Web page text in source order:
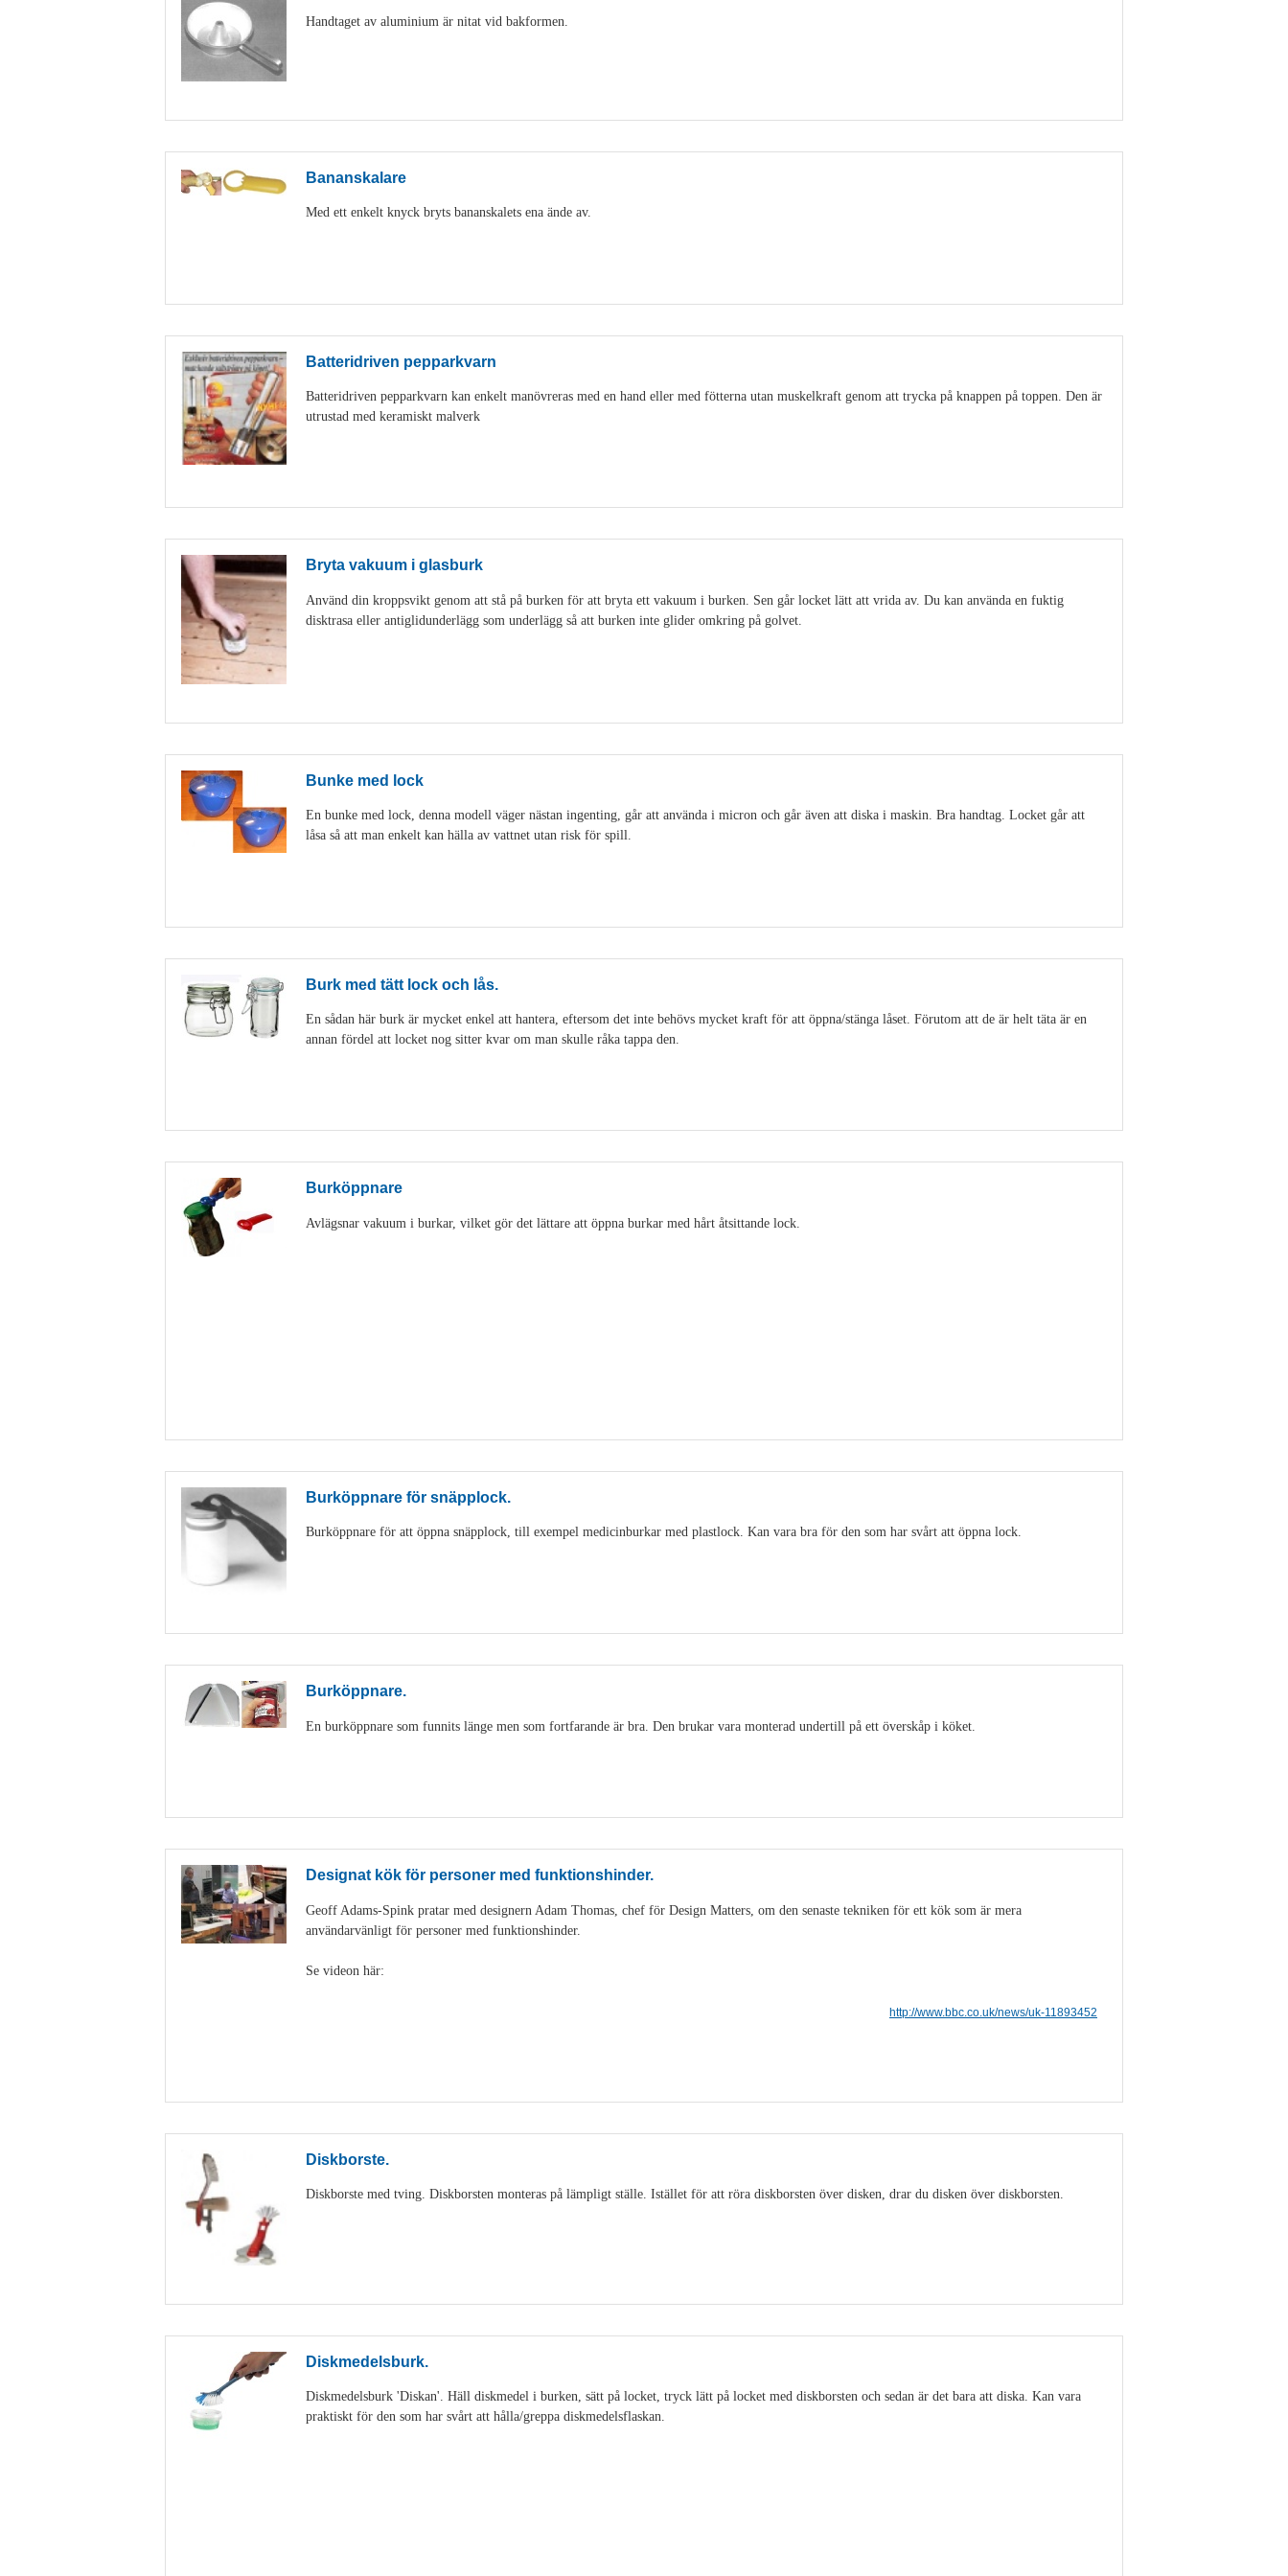
Handtaget av aluminium är nitat vid bakformen.
Bananskalare
Med ett enkelt knyck bryts bananskalets ena ände av.
Batteridriven pepparkvarn
Batteridriven pepparkvarn kan enkelt manövreras med en hand eller med fötterna utan muskelkraft genom att trycka på knappen på toppen. Den är
utrustad med keramiskt malverk
Bryta vakuum i glasburk
Använd din kroppsvikt genom att stå på burken för att bryta ett vakuum i burken. Sen går locket lätt att vrida av. Du kan använda en fuktig
disktrasa eller antiglidunderlägg som underlägg så att burken inte glider omkring på golvet.
Bunke med lock
En bunke med lock, denna modell väger nästan ingenting, går att använda i micron och går även att diska i maskin. Bra handtag. Locket går att
låsa så att man enkelt kan hälla av vattnet utan risk för spill.
Burk med tätt lock och lås.
En sådan här burk är mycket enkel att hantera, eftersom det inte behövs mycket kraft för att öppna/stänga låset. Förutom att de är helt täta är en
annan fördel att locket nog sitter kvar om man skulle råka tappa den.
Burköppnare
Avlägsnar vakuum i burkar, vilket gör det lättare att öppna burkar med hårt åtsittande lock.
Burköppnare för snäpplock.
Burköppnare för att öppna snäpplock, till exempel medicinburkar med plastlock. Kan vara bra för den som har svårt att öppna lock.
Burköppnare.
En burköppnare som funnits länge men som fortfarande är bra. Den brukar vara monterad undertill på ett överskåp i köket.
Designat kök för personer med funktionshinder.
Geoff Adams-Spink pratar med designern Adam Thomas, chef för Design Matters, om den senaste tekniken för ett kök som är mera
användarvänligt för personer med funktionshinder.
Se videon här:
http://www.bbc.co.uk/news/uk-11893452
Diskborste.
Diskborste med tving. Diskborsten monteras på lämpligt ställe. Istället för att röra diskborsten över disken, drar du disken över diskborsten.
Diskmedelsburk.
Diskmedelsburk 'Diskan'. Häll diskmedel i burken, sätt på locket, tryck lätt på locket med diskborsten och sedan är det bara att diska. Kan vara
praktiskt för den som har svårt att hålla/greppa diskmedelsflaskan.